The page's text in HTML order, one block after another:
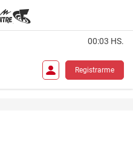
00:03 HS.
Registrarme